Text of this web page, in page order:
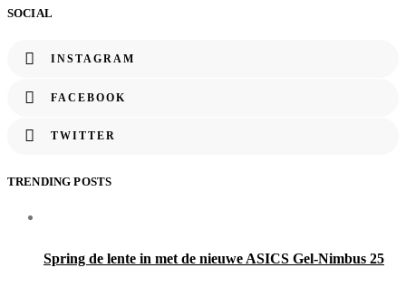
SOCIAL
INSTAGRAM
FACEBOOK
TWITTER
TRENDING POSTS
Spring de lente in met de nieuwe ASICS Gel-Nimbus 25